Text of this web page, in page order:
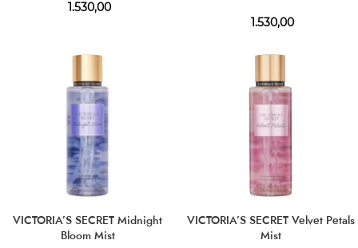
1.530,00
1.530,00
VICTORIA’S SECRET Midnight
Bloom Mist
VICTORIA’S SECRET Velvet Petals
Mist